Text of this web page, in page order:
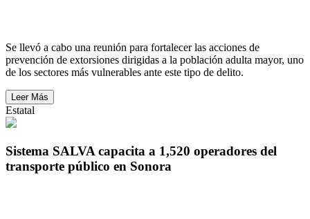
Se llevó a cabo una reunión para fortalecer las acciones de
prevención de extorsiones dirigidas a la población adulta mayor, uno
de los sectores más vulnerables ante este tipo de delito.
Leer Más
Estatal
Sistema SALVA capacita a 1,520 operadores del
transporte público en Sonora